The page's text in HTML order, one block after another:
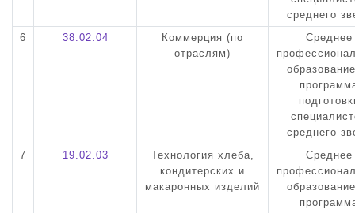
среднего
6
38.02.04
Коммерция (по
отраслям)
Среднее
среднего
7
19.02.03
Технология хлеба,
кондитерских и
макаронных изделий
Среднее